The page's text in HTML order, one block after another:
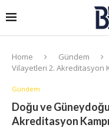
Home Gündem
Vilayetleri 2. Akreditasyon
Gündem
Doğu ve
Akreditasyon